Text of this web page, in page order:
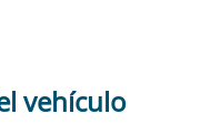
vehículo